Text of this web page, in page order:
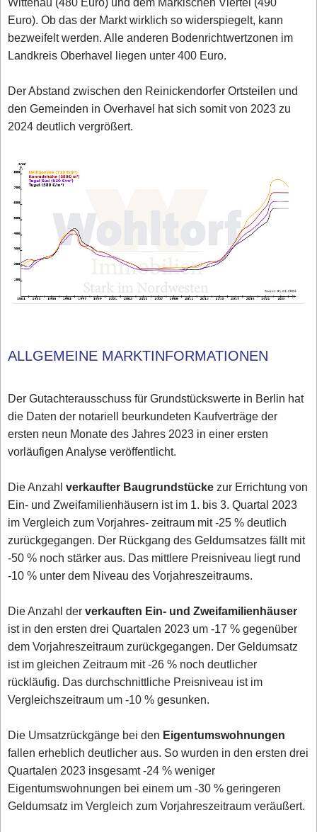
Euro). Ob das der Markt wirklich so widerspiegelt, kann
bezweifelt werden. Alle anderen Bodenrichtwertzonen im
Landkreis Oberhavel liegen unter 400 Euro.
Der Abstand zwischen den Reinickendorfer Ortsteilen und
den Gemeinden in Overhavel hat sich somit von 2023 zu
2024 deutlich vergrößert.
ALLGEMEINE MARKTINFORMATIONEN
Der Gutachterausschuss für Grundstückswerte in Berlin hat
die Daten der notariell beurkundeten Kaufverträge der
ersten neun Monate des Jahres 2023 in einer ersten
vorläufigen Analyse veröffentlicht.
Die Anzahlverkaufter Baugrundstückezur Errichtung von
Ein- und Zweifamilienhäusern ist im 1. bis 3. Quartal 2023
im Vergleich zum Vorjahres- zeitraum mit -25 % deutlich
zurückgegangen. Der Rückgang des Geldumsatzes fällt mit
-50 % noch stärker aus. Das mittlere Preisniveau liegt rund
-10 % unter dem Niveau des Vorjahreszeitraums.
Die Anzahl derverkauften Ein- und Zweifamilienhäuser
ist in den ersten drei Quartalen 2023 um -17 % gegenüber
dem Vorjahreszeitraum zurückgegangen. Der Geldumsatz
ist im gleichen Zeitraum mit -26 % noch deutlicher
rückläufig. Das durchschnittliche Preisniveau ist im
Vergleichszeitraum um -10 % gesunken.
Die Umsatzrückgänge bei den Eigentumswohnungen
fallen erheblich deutlicher aus. So wurden in den ersten drei
Quartalen 2023 insgesamt -24 % weniger
Eigentumswohnungen bei einem um -30 % geringeren
Geldumsatz im Vergleich zum Vorjahreszeitraum veräußert.